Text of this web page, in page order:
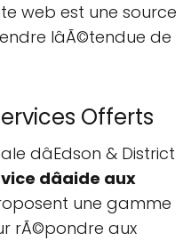
web est une source
lâÃ©tendue de
Offerts
dâEdson & District
dâaide aux
une gamme
rÃ©pondre aux